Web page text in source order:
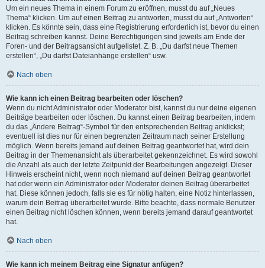
Um ein neues Thema in einem Forum zu eröffnen, musst du auf „Neues
Thema“ klicken. Um auf einen Beitrag zu antworten, musst du auf „Antworten“
klicken. Es könnte sein, dass eine Registrierung erforderlich ist, bevor du einen
Beitrag schreiben kannst. Deine Berechtigungen sind jeweils am Ende der
Foren- und der Beitragsansicht aufgelistet. Z. B. „Du darfst neue Themen
erstellen“, „Du darfst Dateianhänge erstellen“ usw.
Nach oben
Wie kann ich einen Beitrag bearbeiten oder löschen?
Wenn du nicht Administrator oder Moderator bist, kannst du nur deine eigenen
Beiträge bearbeiten oder löschen. Du kannst einen Beitrag bearbeiten, indem
du das „Ändere Beitrag“-Symbol für den entsprechenden Beitrag anklickst;
eventuell ist dies nur für einen begrenzten Zeitraum nach seiner Erstellung
möglich. Wenn bereits jemand auf deinen Beitrag geantwortet hat, wird dein
Beitrag in der Themenansicht als überarbeitet gekennzeichnet. Es wird sowohl
die Anzahl als auch der letzte Zeitpunkt der Bearbeitungen angezeigt. Dieser
Hinweis erscheint nicht, wenn noch niemand auf deinen Beitrag geantwortet
hat oder wenn ein Administrator oder Moderator deinen Beitrag überarbeitet
hat. Diese können jedoch, falls sie es für nötig halten, eine Notiz hinterlassen,
warum dein Beitrag überarbeitet wurde. Bitte beachte, dass normale Benutzer
einen Beitrag nicht löschen können, wenn bereits jemand darauf geantwortet
hat.
Nach oben
Wie kann ich meinem Beitrag eine Signatur anfügen?